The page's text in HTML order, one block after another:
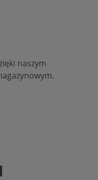
naszym